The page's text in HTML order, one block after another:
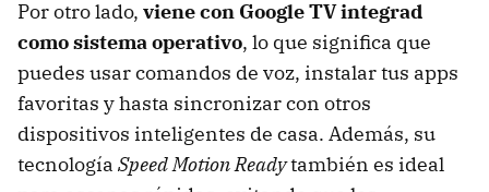
Por otro lado, viene con Google TV integrad
como sistema operativo, lo que significa que
puedes usar comandos de voz, instalar tus apps
favoritas y hasta sincronizar con otros
dispositivos inteligentes de casa. Además, su
tecnología Speed Motion Readytambién es ideal